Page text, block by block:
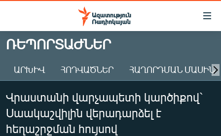
Մատչելիության
Անցնել
հիմնական
Անցնել
հիմնական
մենյուին
Որոնում
ԱԶԱՏՈՒԹՅՈՒՆ TV
ՀԱՅԱՍՏԱՆ
ԸՆՏՐՈՒԹՅՈՒՆՆԵՐ 2026
ԻՐԱՎՈՒՆՔ
ՌԵՊՈՐՏԱԺՆԵՐ
ԱՐԽԻՎ ՀՈԴՎԱԾՆԵՐ ՀԱՂՈՐԴՄԱՆ ՄԱՍԻՆ
Վրաստանի վարչապետի կարծիքով`
Սաակաշվիլին վերադարձել է
հեղաշրջման հույսով